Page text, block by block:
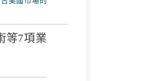
等7項業